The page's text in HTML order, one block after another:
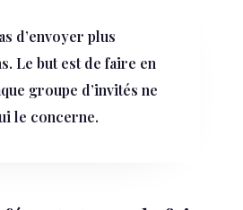
d’envoyer plus
Le but est de faire en
groupe d’invités ne
le concerne.